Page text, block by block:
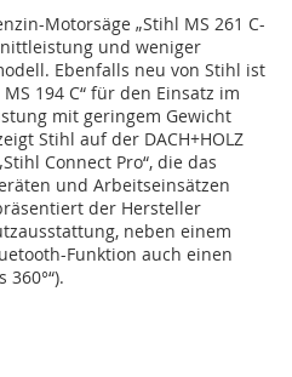
Motorsäge „Stihl MS 261 C-
und weniger
Ebenfalls neu von Stihl ist
194 C“ für den Einsatz im
mit geringem Gewicht
Stihl auf der DACH+HOLZ
Connect Pro“, die das
und Arbeitseinsätzen
der Hersteller
neben einem
Funktion auch einen
360°“).